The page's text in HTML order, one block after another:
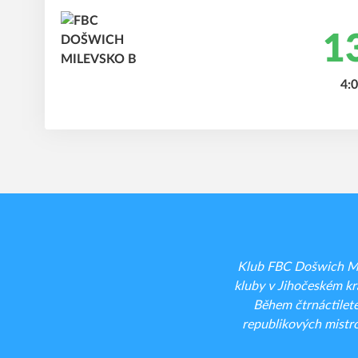
Klub FBC Došwich
kluby v Jihočeském
Během
republikových